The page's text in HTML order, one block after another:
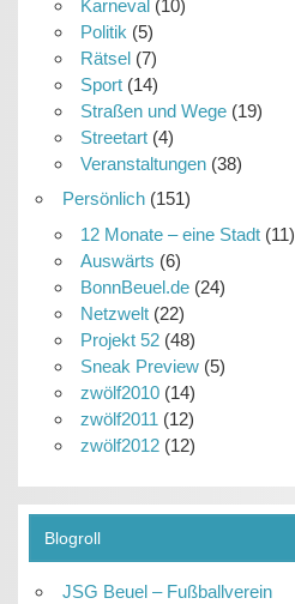
Karneval(10)
Politik (5)
Rätsel(7)
Sport(14)
Straßen und Wege(19)
Streetart(4)
Veranstaltungen(38)
Persönlich(151)
12 Monate – eine Stadt(11)
Auswärts (6)
BonnBeuel.de(24)
Netzwelt(22)
Projekt 52(48)
Sneak Preview(5)
zwölf2010(14)
zwölf2011 (12)
zwölf2012(12)
Blogroll
JSG Beuel – Fußballverein